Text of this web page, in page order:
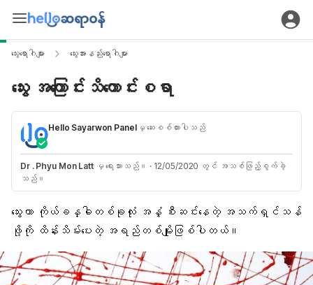
သွေးရောဂါများ သွေးအားနည်းရောဂါများ
သွေး အကြောင်းသိကောင်းစရာ
Hello Sayarwon Panelမှ ဆေးစစ်ထားပါသည်
Dr . Phyu Mon Lattမှ ရေးသားသည်။ · 12/05/2020 တွင် အသစ်ဖြည့်စွက်ခဲ့
သည်။
သွေးဟာ ကိုယ်ခန္ဓါတစ်ခုလုံး အနှံ့ စီးဆင်းနေတဲ့ အသက်ရှင်သန်
ဖို့ကို ထိန်းသိမ်းပေးတဲ့ အရည်တစ်မျိုးဖြစ်ပါတယ်။